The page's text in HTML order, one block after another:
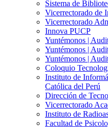
Sistema de
Vicerrectorado de
Vicerrectorado
Innova PUCP
Yuntémonos |
Yuntémonos |
Yuntémonos |
Coloquio
Instituto de
Católica del Perú
Dirección de
Vicerrectorado
Instituto de
Facultad de